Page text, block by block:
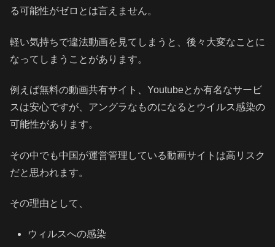
る可能性がゼロとは言えません。
軽い気持ちで違法動画を見てしまうと、後々大変なことに
なってしまうことがあります。
例えば無料の動画共有サイト、Youtubeとか有名なサービ
スは安心ですが、アングラなものになるとウイルス感染の
可能性があります。
その中でも中国が運営管理している動画サイトは高リスク
だと思われます。
その理由として、
ウィルスへの感染